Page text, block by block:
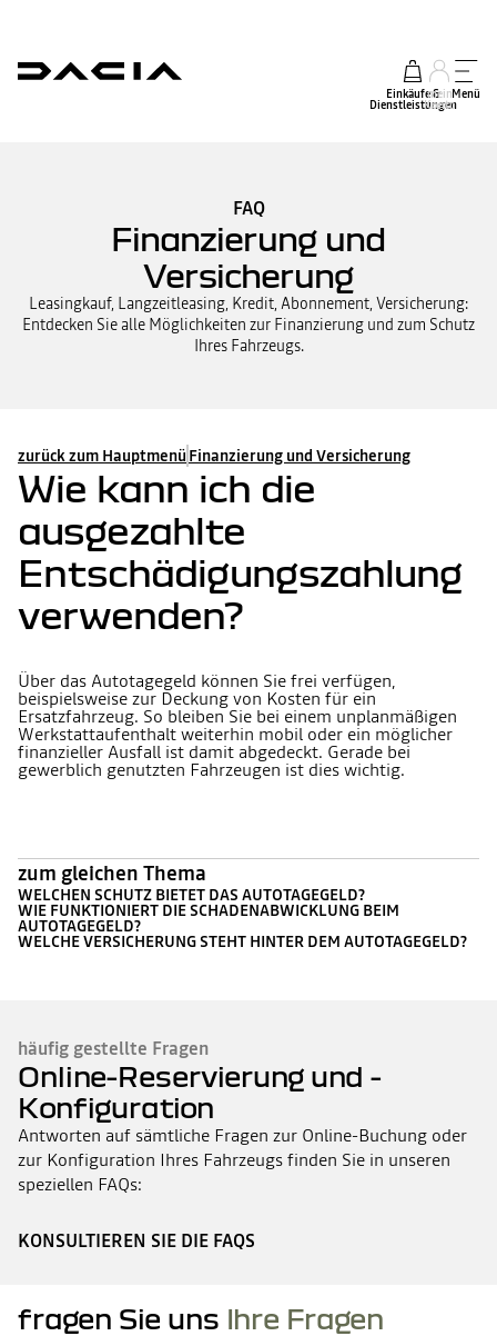
Einkäufe &
Dienstleistungen
mein
Konto
Menü
FAQ
Finanzierung und
Versicherung
Leasingkauf, Langzeitleasing, Kredit, Abonnement, Versicherung:
Entdecken Sie alle Möglichkeiten zur Finanzierung und zum Schutz
Ihres Fahrzeugs.
zurück zum Hauptmenü Finanzierung und Versicherung
Wie kann ich die
ausgezahlte
Entschädigungszahlung
verwenden?
Über das Autotagegeld können Sie frei verfügen,
beispielsweise zur Deckung von Kosten für ein
Ersatzfahrzeug. So bleiben Sie bei einem unplanmäßigen
Werkstattaufenthalt weiterhin mobil oder ein möglicher
finanzieller Ausfall ist damit abgedeckt. Gerade bei
gewerblich genutzten Fahrzeugen ist dies wichtig.
zum gleichen Thema
WELCHEN SCHUTZ BIETET DAS AUTOTAGEGELD?
WIE FUNKTIONIERT DIE SCHADENABWICKLUNG BEIM
AUTOTAGEGELD?
WELCHE VERSICHERUNG STEHT HINTER DEM AUTOTAGEGELD?
häufig gestellte Fragen
Online-Reservierung und -
Konfiguration
Antworten auf sämtliche Fragen zur Online-Buchung oder
zur Konfiguration Ihres Fahrzeugs finden Sie in unseren
speziellen FAQs:
KONSULTIEREN SIE DIE FAQS
fragen Sie uns Ihre Fragen